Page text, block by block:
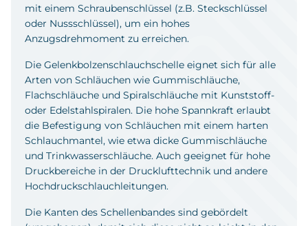
mit einem Schraubenschlüssel (z.B. Steckschlüssel
oder Nussschlüssel), um ein hohes
Anzugsdrehmoment zu erreichen.
Die Gelenkbolzenschlauchschelle eignet sich für alle
Arten von Schläuchen wie Gummischläuche,
Flachschläuche und Spiralschläuche mit Kunststoff-
oder Edelstahlspiralen. Die hohe Spannkraft erlaubt
die Befestigung von Schläuchen mit einem harten
Schlauchmantel, wie etwa dicke Gummischläuche
und Trinkwasserschläuche. Auch geeignet für hohe
Druckbereiche in der Drucklufttechnik und andere
Hochdruckschlauchleitungen.
Die Kanten des Schellenbandes sind gebördelt